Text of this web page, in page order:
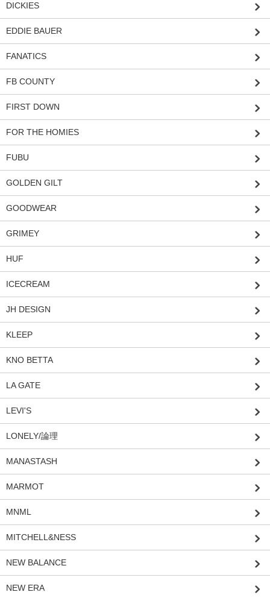
DICKIES
EDDIE BAUER
FANATICS
FB COUNTY
FIRST DOWN
FOR THE HOMIES
FUBU
GOLDEN GILT
GOODWEAR
GRIMEY
HUF
ICECREAM
JH DESIGN
KLEEP
KNO BETTA
LA GATE
LEVI'S
LONELY/論理
MANASTASH
MARMOT
MNML
MITCHELL&NESS
NEW BALANCE
NEW ERA